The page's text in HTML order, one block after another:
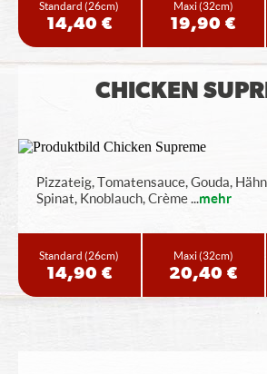
Standard(26cm)
14,40 €
Maxi(32cm)
19,90 €
CHICKEN
Pizzateig, Tomatensauce, Gouda,
Spinat, Knoblauch, Crème...mehr
Standard(26cm)
14,90 €
Maxi(32cm)
20,40 €